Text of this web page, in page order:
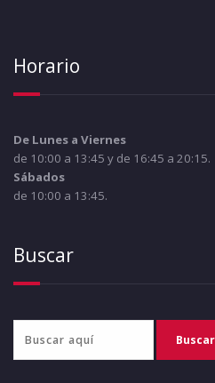
Horario
De Lunes a Viernes
de 10:00 a 13:45 y de 16:45 a 20:15.
Sábados
de 10:00 a 13:45.
Buscar